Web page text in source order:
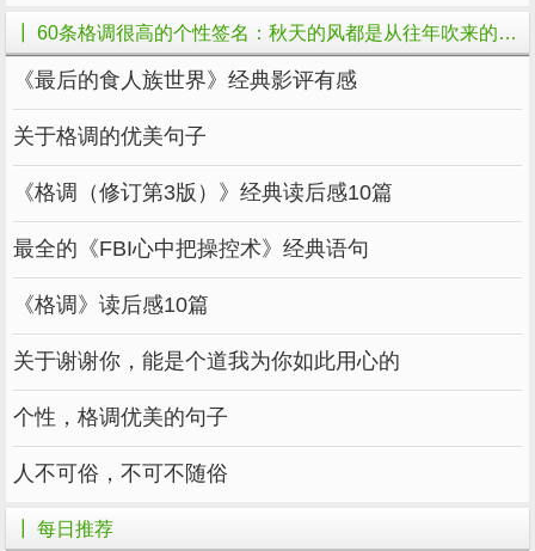
——《听风吟》
22.让她反感的不是世界的丑陋，而是世界上戴的美丽面
具。
——无法承受的生命之轻
23.感情有理智根本无法理解的理由。
——月亮与六便士
在漫长的黑暗中，你是我唯一的光。
——《白夜行》
死像熟悉的梨，离树而落，离梨者，离也。
——《活着》
┃ 60条格调很高的个性签名：秋天的风都是从往年吹来的的相关文章
《最后的食人族世界》经典影评有感
关于格调的优美句子
《格调（修订第3版）》经典读后感10篇
最全的《FBI心中把操控术》经典语句
《格调》读后感10篇
关于谢谢你，能是个道我为你如此用心的
个性，格调优美的句子
人不可俗，不可不随俗
┃ 每日推荐